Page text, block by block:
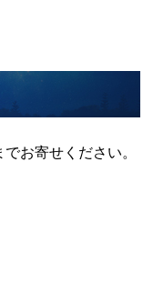
お寄せください。